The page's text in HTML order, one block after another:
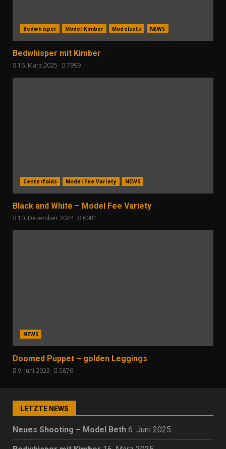
Bedwhisper Model Kimber Modelsets NEWS
Bedwhisper mit Kimber
16. März 2025 7999
Centerfolds Model Fee Variety NEWS
Black and White – Model Fee Variety
10. Dezember 2024 6081
NEWS
Doomed Puppet – golden Leggings
9. Juni 2023 5876
LETZTE NEWS
Neues Shooting – Model Beth 6. Juni 2025